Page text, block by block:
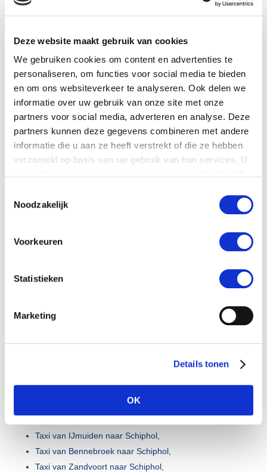
Deze website maakt gebruik van cookies
We gebruiken cookies om content en advertenties te
personaliseren, om functies voor social media te bieden
en om ons websiteverkeer te analyseren. Ook delen we
informatie over uw gebruik van onze site met onze
partners voor social media, adverteren en analyse. Deze
partners kunnen deze gegevens combineren met andere
informatie die u aan ze heeft verstrekt of die ze hebben
verzameld op basis van uw gebruik van hun services. U
Noodzakelijk
Voorkeuren
Statistieken
Marketing
Details tonen
OK
Communicatie
Communicatie is een belangrijk middel en zorgt ervoor
maken van te voren afspraken met u zodat u niet voor
prijzen van uit alle steden, en dit word ook altijd vooraf
Taxi Beverwijk Schiphol
Taxi Haarlem Schiphol
Taxi Overveen Schiphol
Taxi Heemskerk Schiphol
Taxi van IJmuiden naar Schiphol,
Taxi van Bennebroek naar Schiphol,
Taxi van Zandvoort naar Schiphol,